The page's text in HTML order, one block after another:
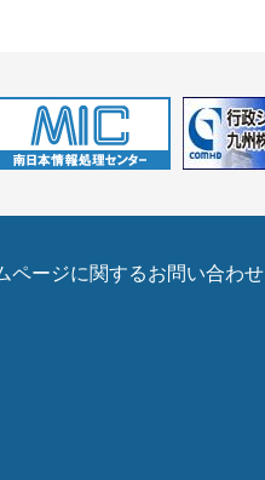
ページに関するお問い合わせ